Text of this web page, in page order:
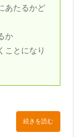
あたるかど
か
ことになり
続きを読む